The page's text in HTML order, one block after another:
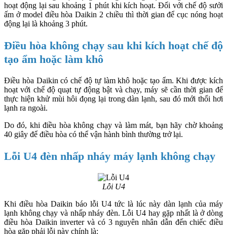
hoạt động lại sau khoảng 1 phút khi kích hoạt. Đối với chế độ sưởi
ấm ở model điều hòa Daikin 2 chiều thì thời gian để cục nóng hoạt
động lại là khoảng 3 phút.
Điều hòa không chạy sau khi kích hoạt chế độ
tạo ẩm hoặc làm khô
Điều hòa Daikin có chế độ tự làm khô hoặc tạo ẩm. Khi được kích
hoạt với chế độ quạt tự động bật và chạy, máy sẽ cần thời gian để
thực hiện khử mùi hôi đọng lại trong dàn lạnh, sau đó mới thổi hơi
lạnh ra ngoài.
Do đó, khi điều hòa không chạy và làm mát, bạn hãy chờ khoảng
40 giây để điều hòa có thể vận hành bình thường trở lại.
Lỗi U4 đèn nhấp nháy máy lạnh không chạy
Lỗi U4
Khi điều hòa Daikin báo lỗi U4 tức là lúc này dàn lạnh của máy
lạnh không chạy và nhấp nháy đèn. Lỗi U4 hay gặp nhất là ở dòng
điều hòa Daikin inverter và có 3 nguyên nhân dẫn đến chiếc điều
hòa gặp phải lỗi này chính là: